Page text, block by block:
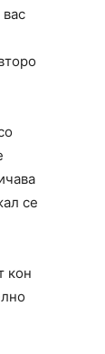
се
кон